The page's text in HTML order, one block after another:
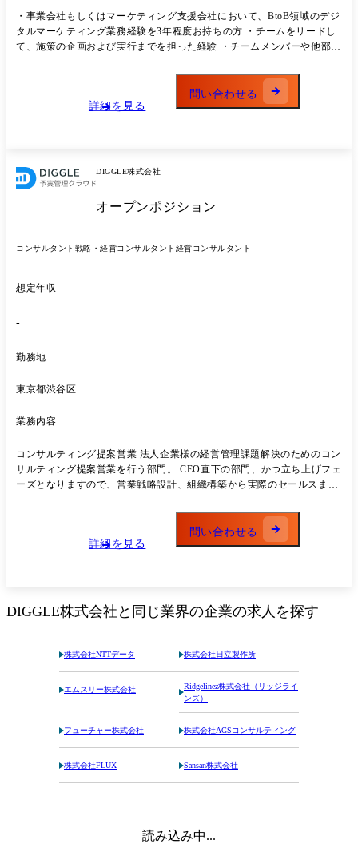
施策立案、運用、パフォーマンス分析・改善 ●クリエイティブの企画立
案、ディレクション ・Webサイト改善/SEO ●Googleアナリティクスやヒ
ートマップツール、ABテストツールなどのWeb解析ツールを使った課題
成されています。 予実管理クラウド市場は黎明期であるため、型にはま
ったアプローチをするのではなく、市場に価値を伝え拡大していくため
組織を目指しています。 ●やりたいけどできていないこと ほとんどの顧
客企業では予実管理にエクセルやスプレッドシートを利用しており、現
状では予実管理システムを導入している企業は1割程度というデータも
業のベストプラクティスを取り入れるだけではなく、DIGGLEにマッチ
一緒いただける方を探しています。
・事業会社もしくはマーケティング支援会社において、BtoB領域のデジ
タルマーケティング業務経験を3年程度お持ちの方 ・チームをリードし
て、施策の企画および実行までを担った経験 ・チームメンバーや他部
詳細を見る
問い合わせる
DIGGLE株式会社
オープンポジション
コンサルタント 戦略・経営コンサルタント 経営コンサルタント
想定年収
-
勤務地
東京都渋谷区
業務内容
コンサルティング提案営業 法人企業様の経営管理課題解決のためのコン
サルティング提案営業を行う部門。 CEO直下の部門、かつ立ち上げフェ
ーズとなりますので、営業戦略設計、組織構築から実際のセールスまで
法人企業様に対する、経営企画上の課題を踏まえた予実管理のコンサル
ティング提案 ●顧客の課題に沿った提案資料を作成 ※オーダーメイドで
作成 ●受注のために社内のメンバーを巻き込み提案チームをリード ●受
いた企業様に対して、経営企画上の潜在的な課題をヒアリングし、その
課題解決をゴールとして、お客様と一緒に伴走しながら予実管理体制の
担当者といった「その道のプロ」に向けてオンボーディングを実施する
を活用した顧客の予実管理課題解決 ●顧客の課題特定〜打ち手の立案〜
マイルストーン設計〜プロジェクト進捗管理の実行 ●弊社サービスの設
観点 ●製品設計及び実装 ・市場ニーズや顧客要望に基づき、PdMチーム
可能） ●開発組織作り ・スクラムマスター ・開発プロセス、ルール作
経営データという重要性に伴う品質保証策 ●ユーザインターフェース 多
詳細を見る
問い合わせる
DIGGLE株式会社 と同じ業界の企業の求人を探す
株式会社NTTデータ 株式会社日立製作所
エムスリー株式会社
Ridgelinez株式会社（リッジライ
ンズ）
フューチャー株式会社 株式会社AGSコンサルティング
株式会社FLUX Sansan株式会社
読み込み中...